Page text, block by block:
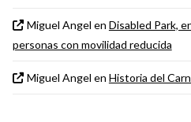
Miguel Angel en Disabled Park,
personas con movilidad reducida
Miguel Angel en Historia del